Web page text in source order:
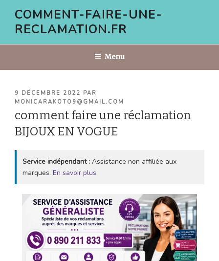
contenu
COMMENT-FAIRE-UNE-
RECLAMATION.FR
Menu
PUBLIÉ
LE
9 DÉCEMBRE 2022 PAR
MONICARAKOTO9@GMAIL.COM
comment faire une réclamation
BIJOUX EN VOGUE
Service indépendant : Assistance non affiliée aux
marques. En savoir plus